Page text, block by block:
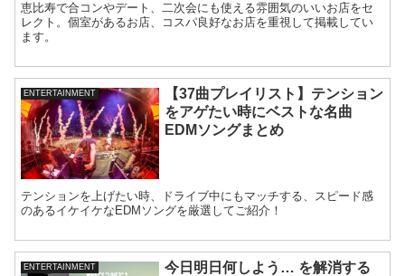
恵比寿で合コンやデート、二次会にも使える雰囲気のいいお店をセ
レクト。個室があるお店、コスパ良好なお店を重視して掲載してい
ます。
ENTERTAINMENT
【37曲プレイリスト】テンション
をアゲたい時にベストな名曲
EDMソングまとめ
テンションを上げたい時、ドライブ中にもマッチする、スピード感
のあるイケイケなEDMソングを厳選してご紹介！
ENTERTAINMENT
今日明日何しよう… を解消する